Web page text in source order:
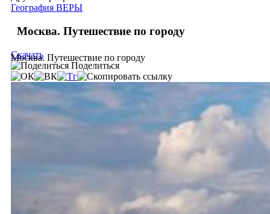
География ВЕРЫ
Москва. Путешествие по городу
Москва. Путешествие по городу
Скачать
Поделиться